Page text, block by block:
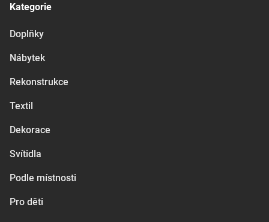
Kategorie
Doplňky
Nábytek
Rekonstrukce
Textil
Dekorace
Svítidla
Podle místnosti
Pro děti